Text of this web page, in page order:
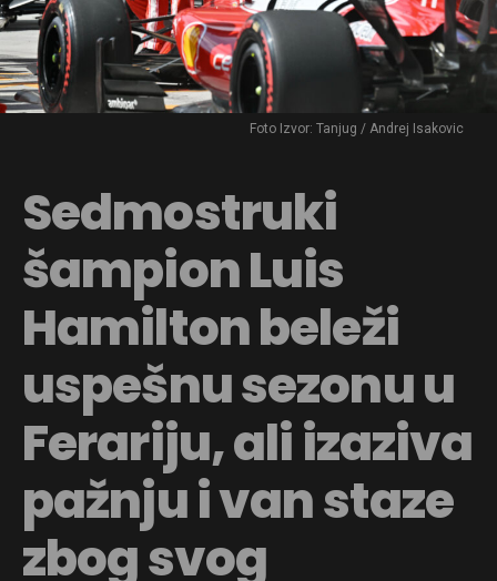
Foto Izvor: Tanjug / Andrej Isakovic
Sedmostruki
šampion Luis
Hamilton beleži
uspešnu sezonu u
Ferariju, ali izaziva
pažnju i van staze
zbog svog